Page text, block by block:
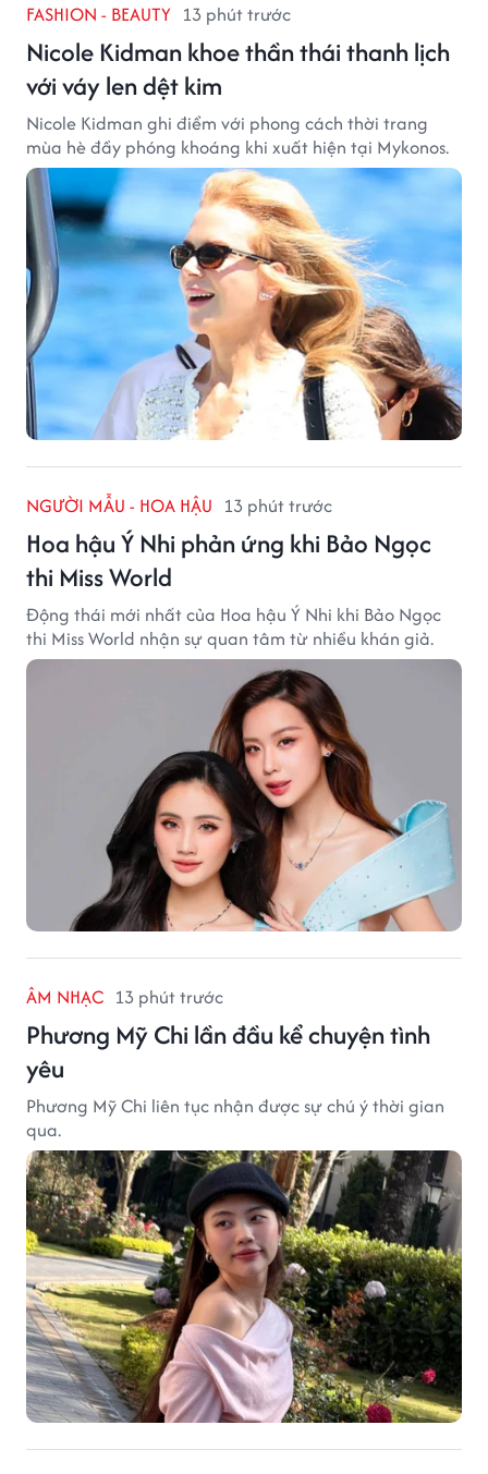
FASHION - BEAUTY 13 phút trước
Nicole Kidman khoe thần thái thanh lịch
với váy len dệt kim
Nicole Kidman ghi điểm với phong cách thời trang
mùa hè đầy phóng khoáng khi xuất hiện tại Mykonos.
NGƯỜI MẪU - HOA HẬU 13 phút trước
Hoa hậu Ý Nhi phản ứng khi Bảo Ngọc
thi Miss World
Động thái mới nhất của Hoa hậu Ý Nhi khi Bảo Ngọc
thi Miss World nhận sự quan tâm từ nhiều khán giả.
ÂM NHẠC 13 phút trước
Phương Mỹ Chi lần đầu kể chuyện tình
yêu
Phương Mỹ Chi liên tục nhận được sự chú ý thời gian
qua.